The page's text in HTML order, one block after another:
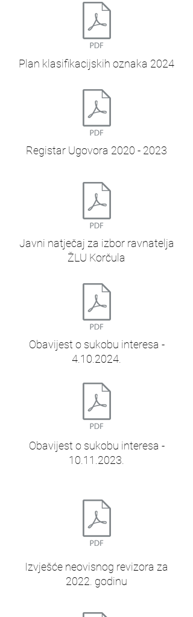
Plan klasifikacijskih oznaka 2024
Registar Ugovora 2020 - 2023
Javni natječaj za izbor ravnatelja
ŽLU Korčula
Obavijest o sukobu interesa -
4.10.2024.
Obavijest o sukobu interesa -
10.11.2023.
Izvješće neovisnog revizora za
2022. godinu